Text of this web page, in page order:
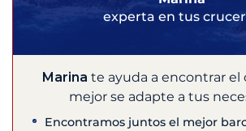
experta en tus
Marina te ayuda a encontrar el
mejor se adapte a tus
Encontramos juntos el mejor